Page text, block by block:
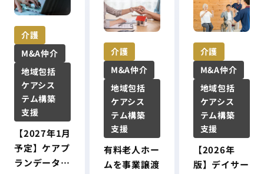
介護
M&A仲介
地域包括
ケアシス
テム構築
支援
【2027年1月
予定】ケアプ
ランデータ連
介護
M&A仲介
地域包括
ケアシス
テム構築
支援
有料老人ホー
ムを事業譲渡
介護
M&A仲介
地域包括
ケアシス
テム構築
支援
【2026年
版】デイサー